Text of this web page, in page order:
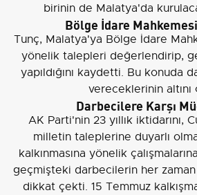
birinin de Malatya'da
Bölge İdare
Tunç, Malatya'ya Bölge İdare
yönelik talepleri değerlendirip,
yapıldığını kaydetti. Bu konuda
vereceklerinin altını
Darbecilere Karşı
AK Parti'nin 23 yıllık iktidarını,
milletin taleplerine duyarlı
kalkınmasına yönelik
geçmişteki darbecilerin her
dikkat çekti. 15 Temmuz